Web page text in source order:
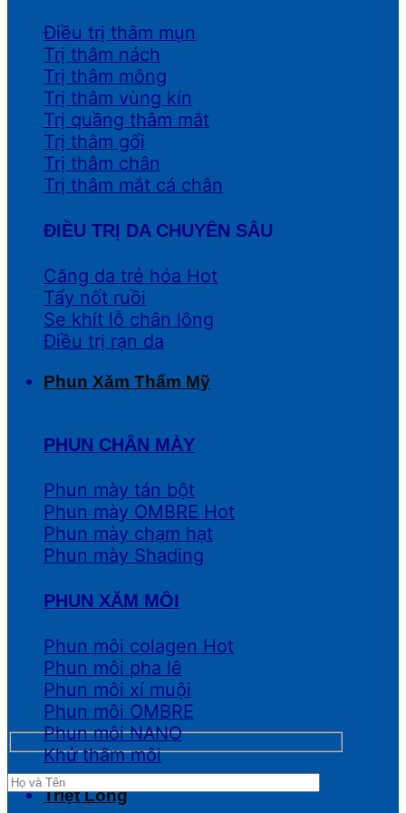
Điều trị thâm mụn
Trị thâm nách
Trị thâm mông
Trị thâm vùng kín
Trị quầng thâm mắt
Trị thâm gối
Trị thâm chân
Trị thâm mắt cá chân
ĐIỀU TRỊ DA CHUYÊN SÂU
Căng da trẻ hóa
Tẩy nốt ruồi
Se khít lỗ chân lông
Điều trị rạn da
Phun Xăm Thẩm Mỹ
PHUN CHÂN MÀY
Phun mày tán bột
Phun mày OMBRE
Phun mày chạm hạt
Phun mày Shading
PHUN XĂM MÔI
Phun môi colagen
Phun môi pha lê
Phun môi xí muội
Phun môi OMBRE
Phun môi NANO
Khử thâm môi
Triệt Lông